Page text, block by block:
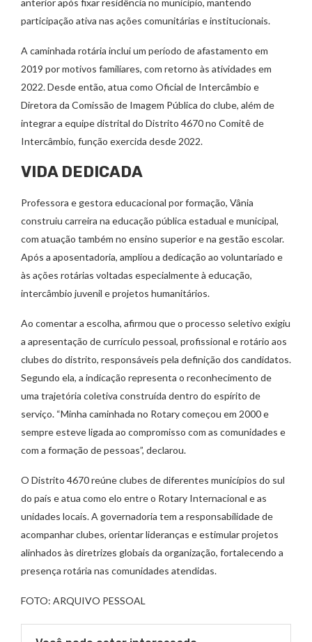
participação ativa nas ações comunitárias e institucionais.
A caminhada rotária inclui um período de afastamento em
2019 por motivos familiares, com retorno às atividades em
2022. Desde então, atua como Oficial de Intercâmbio e
Diretora da Comissão de Imagem Pública do clube, além de
integrar a equipe distrital do Distrito 4670 no Comitê de
Intercâmbio, função exercida desde 2022.
VIDA DEDICADA
Professora e gestora educacional por formação, Vânia
construiu carreira na educação pública estadual e municipal,
com atuação também no ensino superior e na gestão escolar.
Após a aposentadoria, ampliou a dedicação ao voluntariado e
às ações rotárias voltadas especialmente à educação,
intercâmbio juvenil e projetos humanitários.
Ao comentar a escolha, afirmou que o processo seletivo exigiu
a apresentação de currículo pessoal, profissional e rotário aos
clubes do distrito, responsáveis pela definição dos candidatos.
Segundo ela, a indicação representa o reconhecimento de
uma trajetória coletiva construída dentro do espírito de
serviço. “Minha caminhada no Rotary começou em 2000 e
sempre esteve ligada ao compromisso com as comunidades e
com a formação de pessoas”, declarou.
O Distrito 4670 reúne clubes de diferentes municípios do sul
do país e atua como elo entre o Rotary Internacional e as
unidades locais. A governadoria tem a responsabilidade de
acompanhar clubes, orientar lideranças e estimular projetos
alinhados às diretrizes globais da organização, fortalecendo a
presença rotária nas comunidades atendidas.
FOTO: ARQUIVO PESSOAL